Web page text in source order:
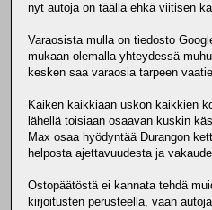
nyt autoja on täällä ehkä viitisen
Varaosista mulla on tiedosto
mukaan olemalla yhteydessä
kesken saa varaosia tarpeen
Kaiken kaikkiaan uskon kaikkien
lähellä toisiaan osaavan kuskin
Max osaa hyödyntää Durangon
helposta ajettavuudesta ja
Ostopäätöstä ei kannata tehdä
kirjoitusten perusteella, vaan